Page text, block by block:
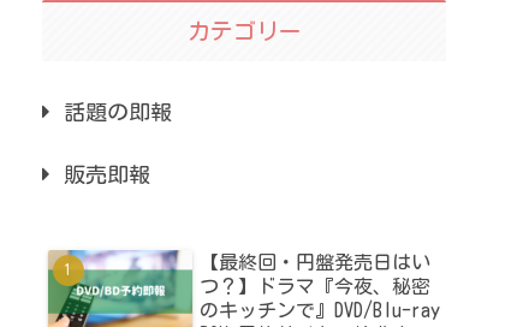
カテゴリー
話題の即報
販売即報
【最終回・円盤発売日はい
つ？】ドラマ『今夜、秘密
のキッチンで』DVD/Blu-ray